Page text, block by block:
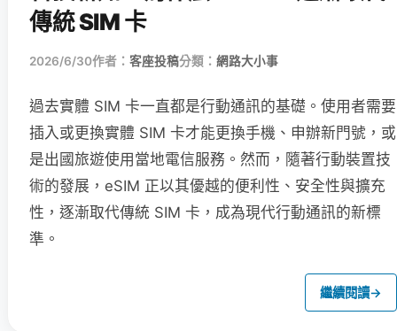
傳統 SIM 卡
2026/6/30作者： 客座投稿分類： 網路大小事
過去實體 SIM 卡一直都是行動通訊的基礎。使用者需要
插入或更換實體 SIM 卡才能更換手機、申辦新門號，或
是出國旅遊使用當地電信服務。然而，隨著行動裝置技
術的發展，eSIM 正以其優越的便利性、安全性與擴充
性，逐漸取代傳統 SIM 卡，成為現代行動通訊的新標
準。
繼續閱讀→